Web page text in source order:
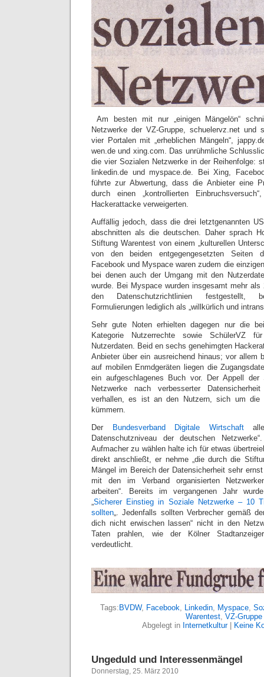
Am besten mit nur „einigen Mängelön“
Netzwerke der VZ-Gruppe, schuelervz.net und
vier Portalen mit „erheblichen Mängeln“,
wen.de und xing.com. Das unrühmliche
die vier Sozialen Netzwerke in der Reihenfolge:
linkedin.de und myspace.de. Bei Xing,
führte zur Abwertung, dass die Anbieter eine
durch einen „kontrollierten
Hackerattacke verweigerten.
Auffällig jedoch, dass die drei letztgenannten
abschnitten als die deutschen. Daher sprach
Stiftung Warentest von einem „kulturellen
von den beiden entgegengesetzten Seiten
Facebook und Myspace waren zudem die
bei denen auch der Umgang mit den
wurde. Bei Myspace wurden insgesamt mehr
den Datenschutzrichtlinien festgestellt,
Formulierungen lediglich als „willkürlich und
Sehr gute Noten erhielten dagegen nur die
Kategorie Nutzerrechte sowie SchülerVZ
Nutzerdaten. Beid en sechs genehimgten
Anbieter über ein ausreichend hinaus; vor allem
auf mobilen Enmdgeräten liegen die
ein aufgeschlagenes Buch vor. Der Appell
Netzwerke nach verbesserter
verhallen, es ist an den Nutzern, sich um die
kümmern.
Der Bundesverband Digitale Wirtschaft
Datenschutzniveau der deutschen
Aufmacher zu wählen halte ich für etwas
direkt anschließt, er nehme „die durch die
Mängel im Bereich der Datensicherheit sehr
mit den im Verband organisierten
arbeiten“. Bereits im vergangenen Jahr
Sicherer Einstieg in Soziale Netzwerke – 10
sollten „. Jedenfalls sollten Verbrecher gemäß
dich nicht erwischen lassen“ nicht in den
Taten prahlen, wie der Kölner
verdeutlicht.
Tags:BVDW, Facebook Linkedin, Myspace,
Warentest VZ-Gruppe
Abgelegt in Internetkultur| Keine
Ungeduld und Interessenmängel
Donnerstag, 25. März 2010